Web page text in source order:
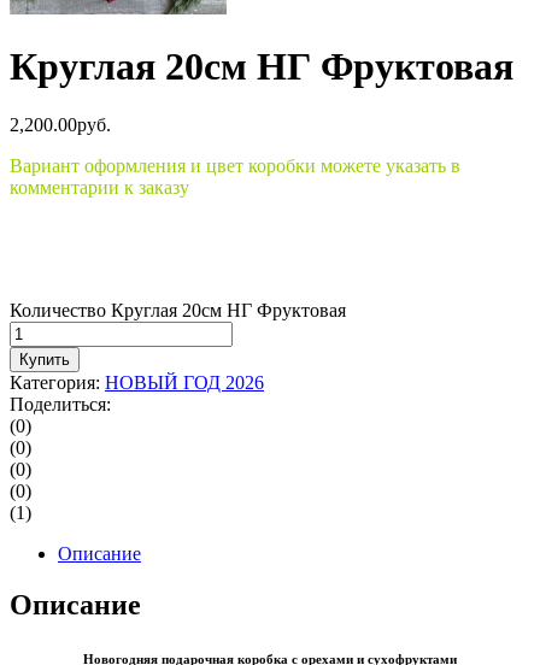
Круглая 20см НГ Фруктовая
2,200.00руб.
Вариант оформления и цвет коробки можете указать в
комментарии к заказу
Количество Круглая 20см НГ Фруктовая
Купить
Категория: НОВЫЙ ГОД 2026
Поделиться:
(0)
(0)
(0)
(0)
(1)
Описание
Описание
Новогодняя подарочная коробка с орехами и сухофруктами